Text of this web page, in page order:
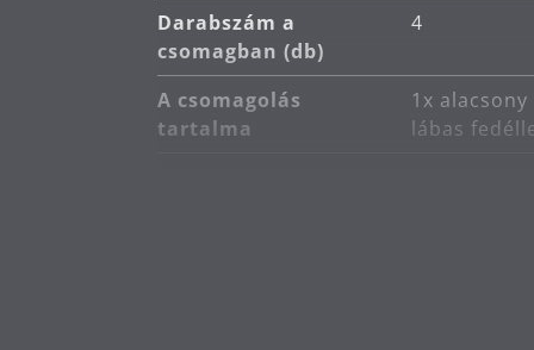
Darabszám a
csomagban (db)
4
A csomagolás
tartalma
1x
lábas